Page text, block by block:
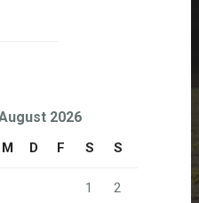
2026
M D F S S
1 2